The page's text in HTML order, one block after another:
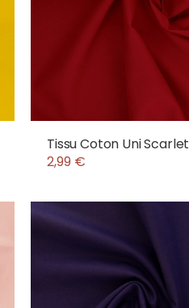
Tissu Coton Uni Scarlet
2,99 €